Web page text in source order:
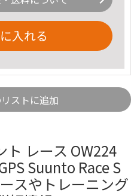
入れる
ストに追加
ト レース OW224
Suunto Race S
スやトレーニング